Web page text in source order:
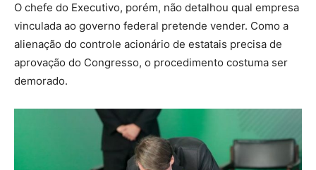
O chefe do Executivo, porém, não detalhou qual empresa
vinculada ao governo federal pretende vender. Como a
alienação do controle acionário de estatais precisa de
aprovação do Congresso, o procedimento costuma ser
demorado.